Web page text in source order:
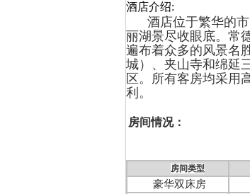
酒店介绍:
酒店位于繁华的市
丽湖景尽收眼底。常
遍布着众多的风景名
城）、夹山寺和绵延
区。所有客房均采用
利。
房间情况：
房间类型
豪华双床房